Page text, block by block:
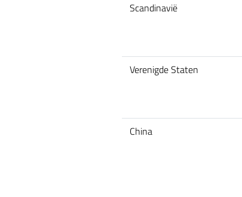
Scandinavië
Verenigde Staten
China